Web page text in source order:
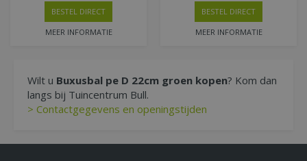
MEER INFORMATIE
BESTEL DIRECT
MEER INFORMATIE
BESTEL DIRECT
Wilt u Buxusbal pe D 22cm groen kopen? Kom dan
langs bij Tuincentrum Bull.
> Contactgegevens en openingstijden